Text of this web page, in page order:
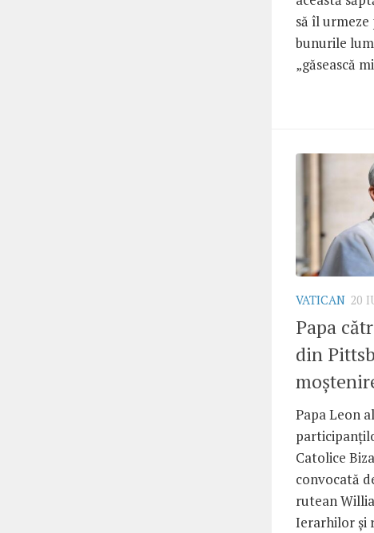
să îl urmeze
bunurile
„găsească
VATICAN 20
Papa
din
Papa Leon
Catolice
convocată
rutean
Ierarhilor și